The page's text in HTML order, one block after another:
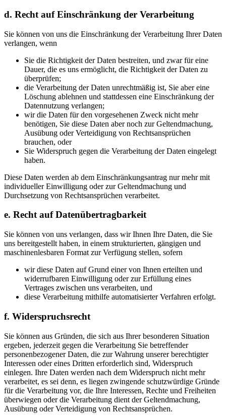
d. Recht auf Einschränkung der Verarbeitung
Sie können von uns die Einschränkung der Verarbeitung Ihrer Daten
verlangen, wenn
Sie die Richtigkeit der Daten bestreiten, und zwar für eine
Dauer, die es uns ermöglicht, die Richtigkeit der Daten zu
überprüfen;
die Verarbeitung der Daten unrechtmäßig ist, Sie aber eine
Löschung ablehnen und stattdessen eine Einschränkung der
Datennutzung verlangen;
wir die Daten für den vorgesehenen Zweck nicht mehr
benötigen, Sie diese Daten aber noch zur Geltendmachung,
Ausübung oder Verteidigung von Rechtsansprüchen
brauchen, oder
Sie Widerspruch gegen die Verarbeitung der Daten eingelegt
haben.
Diese Daten werden ab dem Einschränkungsantrag nur mehr mit
individueller Einwilligung oder zur Geltendmachung und
Durchsetzung von Rechtsansprüchen verarbeitet.
e. Recht auf Datenübertragbarkeit
Sie können von uns verlangen, dass wir Ihnen Ihre Daten, die Sie
uns bereitgestellt haben, in einem strukturierten, gängigen und
maschinenlesbaren Format zur Verfügung stellen, sofern
wir diese Daten auf Grund einer von Ihnen erteilten und
widerrufbaren Einwilligung oder zur Erfüllung eines
Vertrages zwischen uns verarbeiten, und
diese Verarbeitung mithilfe automatisierter Verfahren erfolgt.
f. Widerspruchsrecht
Sie können aus Gründen, die sich aus Ihrer besonderen Situation
ergeben, jederzeit gegen die Verarbeitung Sie betreffender
personenbezogener Daten, die zur Wahrung unserer berechtigter
Interessen oder eines Dritten erforderlich sind, Widerspruch
einlegen. Ihre Daten werden nach dem Widerspruch nicht mehr
verarbeitet, es sei denn, es liegen zwingende schutzwürdige Gründe
für die Verarbeitung vor, die Ihre Interessen, Rechte und Freiheiten
überwiegen oder die Verarbeitung dient der Geltendmachung,
Ausübung oder Verteidigung von Rechtsansprüchen.